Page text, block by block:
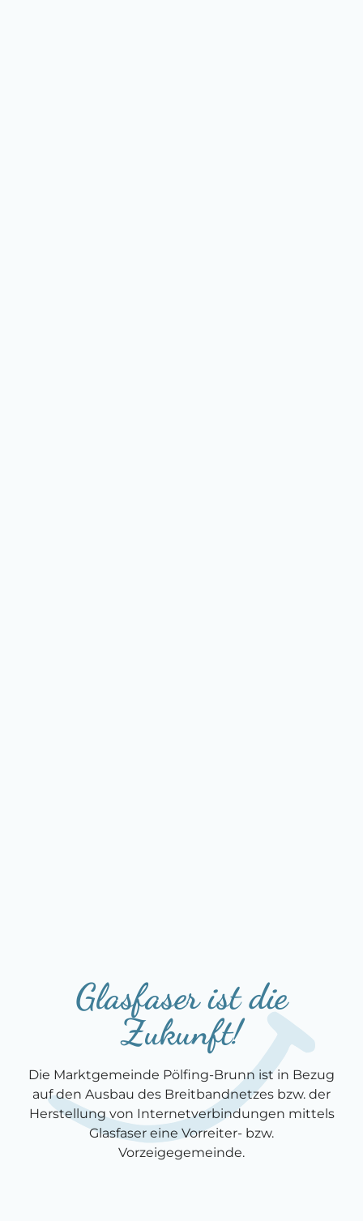
Glasfaser ist die
Zukunft!
Die Marktgemeinde Pölfing-Brunn ist in Bezug
auf den Ausbau des Breitbandnetzes bzw. der
Herstellung von Internetverbindungen mittels
Glasfaser eine Vorreiter- bzw.
Vorzeigegemeinde.